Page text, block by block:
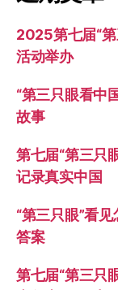
2025第七届“
活动举办
“第三只眼看中
故事
第七届“第三只
记录真实中国
“第三只眼”看
答案
第七届“第三只